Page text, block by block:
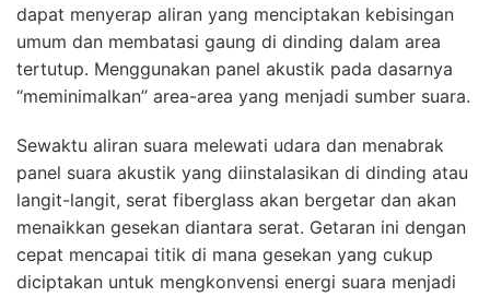
dapat menyerap aliran yang menciptakan kebisingan
umum dan membatasi gaung di dinding dalam area
tertutup. Menggunakan panel akustik pada dasarnya
“meminimalkan” area-area yang menjadi sumber suara.
Sewaktu aliran suara melewati udara dan menabrak
panel suara akustik yang diinstalasikan di dinding atau
langit-langit, serat fiberglass akan bergetar dan akan
menaikkan gesekan diantara serat. Getaran ini dengan
cepat mencapai titik di mana gesekan yang cukup
diciptakan untuk mengkonvensi energi suara menjadi